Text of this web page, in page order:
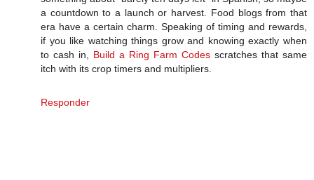
a countdown to a launch or harvest. Food blogs from that
era have a certain charm. Speaking of timing and rewards,
if you like watching things grow and knowing exactly when
to cash in, Build a Ring Farm Codes scratches that same
itch with its crop timers and multipliers.
Responder